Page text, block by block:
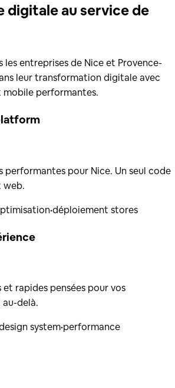
digitale au service de
les entreprises de Nice et Provence-
leur transformation digitale avec
performantes.
pour Nice. Un seul code
web.
•déploiement stores
rapides pensées pour vos
delà.
system•performance